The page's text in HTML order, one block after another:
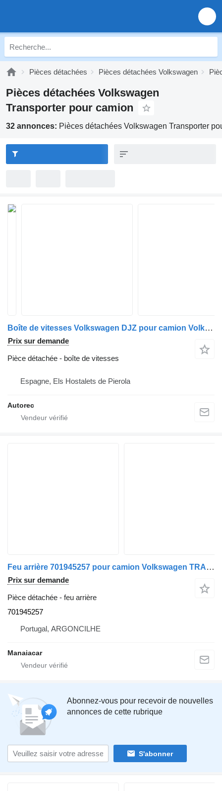
Pièces détachées Pièces détachées Volkswagen
Pièces détachées Volkswagen
Transporter pour camion
32 annonces: Pièces détachées Volkswagen Transporter
Boîte de vitesses Volkswagen DJZ pour camion Volkswagen Transporter 1.9 TD
Prix sur demande
Pièce détachée - boîte de vitesses
Espagne, Els Hostalets de Pierola
Autorec
Feu arrière 701945257 pour camion Volkswagen TRANSPORTER T4 Camigo de plataforma/chassis (70E, 70L, 70M, 7DE, 7DL, 7D, | 90 - 03
Prix sur demande
Pièce détachée - feu arrière
701945257
Portugal, ARGONCILHE
Manaiacar
Abonnez-vous pour recevoir de nouvelles
annonces de cette rubrique
S'abonner